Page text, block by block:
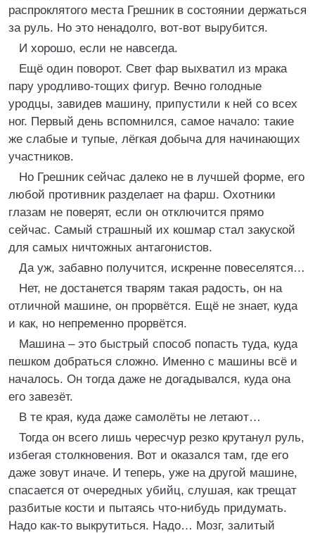
распроклятого места Грешник в состоянии держаться
за руль. Но это ненадолго, вот-вот вырубится.
И хорошо, если не навсегда.
Ещё один поворот. Свет фар выхватил из мрака
пару уродливо-тощих фигур. Вечно голодные
уродцы, завидев машину, припустили к ней со всех
ног. Первый день вспомнился, самое начало: такие
же слабые и тупые, лёгкая добыча для начинающих
участников.
Но Грешник сейчас далеко не в лучшей форме, его
любой противник разделает на фарш. Охотники
глазам не поверят, если он отключится прямо
сейчас. Самый страшный их кошмар стал закуской
для самых ничтожных антагонистов.
Да уж, забавно получится, искренне повеселятся…
Нет, не достанется тварям такая радость, он на
отличной машине, он прорвётся. Ещё не знает, куда
и как, но непременно прорвётся.
Машина – это быстрый способ попасть туда, куда
пешком добраться сложно. Именно с машины всё и
началось. Он тогда даже не догадывался, куда она
его завезёт.
В те края, куда даже самолёты не летают…
Тогда он всего лишь чересчур резко крутанул руль,
избегая столкновения. Вот и оказался там, где его
даже зовут иначе. И теперь, уже на другой машине,
спасается от очередных убийц, слушая, как трещат
разбитые кости и пытаясь что-нибудь придумать.
Надо как-то выкрутиться. Надо… Мозг, залитый